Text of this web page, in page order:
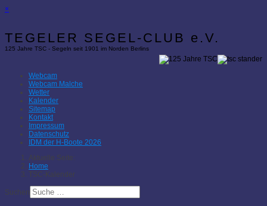
×
TEGELER SEGEL-CLUB e.V.
125 Jahre TSC - Segeln seit 1901 im Norden Berlins
Webcam
Webcam Malche
Wetter
Kalender
Sitemap
Kontakt
Impressum
Datenschutz
IDM der H-Boote 2026
Aktuelle Seite:
Home
TSC-Kalender
Suchen